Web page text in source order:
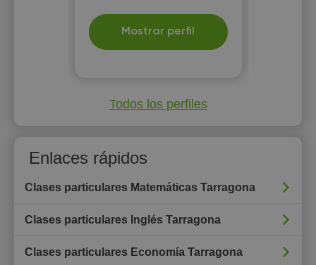
Mostrar perfil
Todos los perfiles
Enlaces rápidos
Clases particulares Matemáticas Tarragona
Clases particulares Inglés Tarragona
Clases particulares Economía Tarragona